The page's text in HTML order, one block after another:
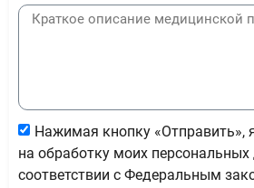
Нажимая кнопку «Отправить»,
на обработку моих
соответствии с Федеральным